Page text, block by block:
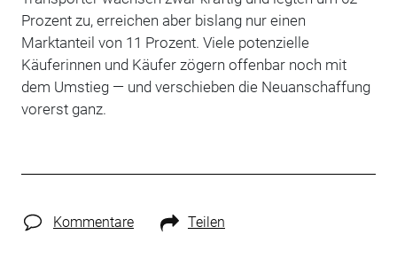
Prozent zu, erreichen aber bislang nur einen
Marktanteil von 11 Prozent. Viele potenzielle
Käuferinnen und Käufer zögern offenbar noch mit
dem Umstieg — und verschieben die Neuanschaffung
vorerst ganz.
Kommentare Teilen